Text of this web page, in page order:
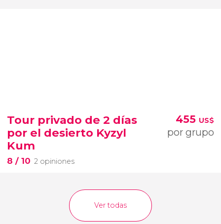
Tour privado de 2 días
por el desierto Kyzyl
Kum
8 / 10 2 opiniones
455 US$
por grupo
Ver todas